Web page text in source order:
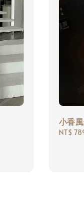
小香
Sale
NT$